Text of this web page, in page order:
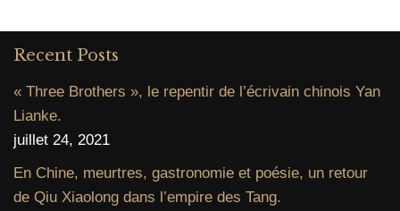
Recent Posts
« Three Brothers », le repentir de l’écrivain chinois Yan
Lianke.
juillet 24, 2021
En Chine, meurtres, gastronomie et poésie, un retour
de Qiu Xiaolong dans l’empire des Tang.